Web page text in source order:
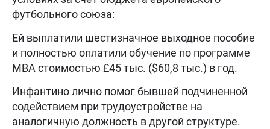
футбольного союза:
Ей выплатили шестизначное выходное пособие
и полностью оплатили обучение по программе
MBA стоимостью £45 тыс. ($60,8 тыс.) в год.
Инфантино лично помог бывшей подчиненной
содействием при трудоустройстве на
аналогичную должность в другой структуре.